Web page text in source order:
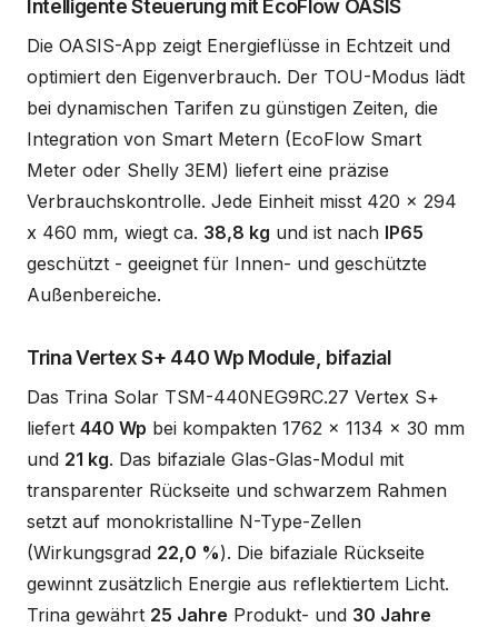
Intelligente Steuerung mit EcoFlow OASIS
Die OASIS-App zeigt Energieflüsse in Echtzeit und
optimiert den Eigenverbrauch. Der TOU-Modus lädt
bei dynamischen Tarifen zu günstigen Zeiten, die
Integration von Smart Metern (EcoFlow Smart
Meter oder Shelly 3EM) liefert eine präzise
Verbrauchskontrolle. Jede Einheit misst 420 x 294
x 460 mm, wiegt ca. 38,8 kg und ist nach IP65
geschützt - geeignet für Innen- und geschützte
Außenbereiche.
Trina Vertex S+ 440 Wp Module, bifazial
Das Trina Solar TSM-440NEG9RC.27 Vertex S+
liefert 440 Wp bei kompakten 1762 x 1134 x 30 mm
und 21 kg. Das bifaziale Glas-Glas-Modul mit
transparenter Rückseite und schwarzem Rahmen
setzt auf monokristalline N-Type-Zellen
(Wirkungsgrad 22,0 %). Die bifaziale Rückseite
gewinnt zusätzlich Energie aus reflektiertem Licht.
Trina gewährt 25 Jahre Produkt- und 30 Jahre